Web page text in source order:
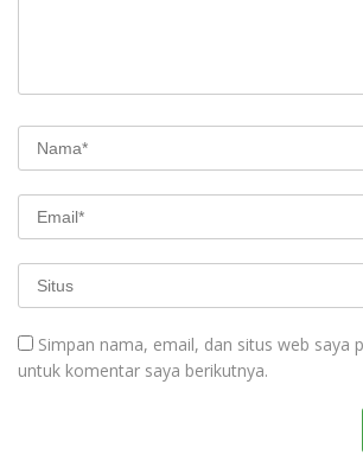
Simpan nama, email, dan situs web saya
untuk komentar saya berikutnya.